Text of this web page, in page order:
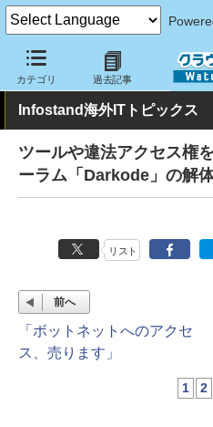
カテゴリ 過去記事
クラウド Watch トピック 業界
Infostand海外ITトピックス
ツールや違法アクセス権
ーラム「Darkode」の解
リスト
前へ
「ボットネットへのアクセ
ス、売ります」
1 2